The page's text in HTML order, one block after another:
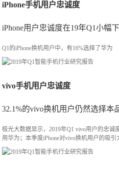
iPhone手机用户忠诚度
iPhone用户忠诚度在19年Q1小幅
Q1的iPhone换机用户中，有16%选择了华为
vivo手机用户忠诚度
32.1%的vivo换机用户仍然选择本
极光大数据显示，2019年Q1 vivo用户的忠诚
用华为；本季度iPhone对vivo换机用户的吸引